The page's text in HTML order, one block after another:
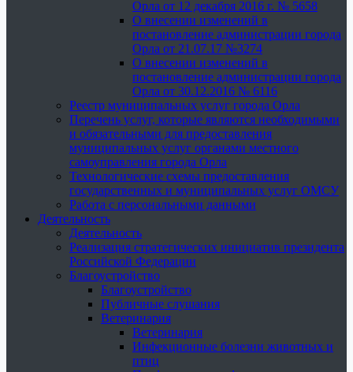
Орла от 12 декабря 2016 г. № 5658
О внесении изменений в
постановление администрации города
Орла от 21.07.17 №3274
О внесении изменений в
постановление администрации города
Орла от 30.12.2016 № 6116
Реестр муниципальных услуг города Орла
Перечень услуг, которые являются необходимыми
и обязательными для предоставления
муниципальных услуг органами местного
самоуправления города Орла
Технологические схемы предоставления
государственных и муниципальных услуг ОМСУ
Работа с персональными данными
Деятельность
Деятельность
Реализация стратегических инициатив президента
Российской Федерации
Благоустройство
Благоустройство
Публичные слушания
Ветеринария
Ветеринария
Инфекционные болезни животных и
птиц